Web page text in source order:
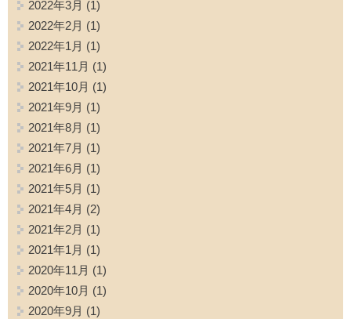
2022年3月 (1)
2022年2月 (1)
2022年1月 (1)
2021年11月 (1)
2021年10月 (1)
2021年9月 (1)
2021年8月 (1)
2021年7月 (1)
2021年6月 (1)
2021年5月 (1)
2021年4月 (2)
2021年2月 (1)
2021年1月 (1)
2020年11月 (1)
2020年10月 (1)
2020年9月 (1)